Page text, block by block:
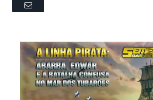
Email